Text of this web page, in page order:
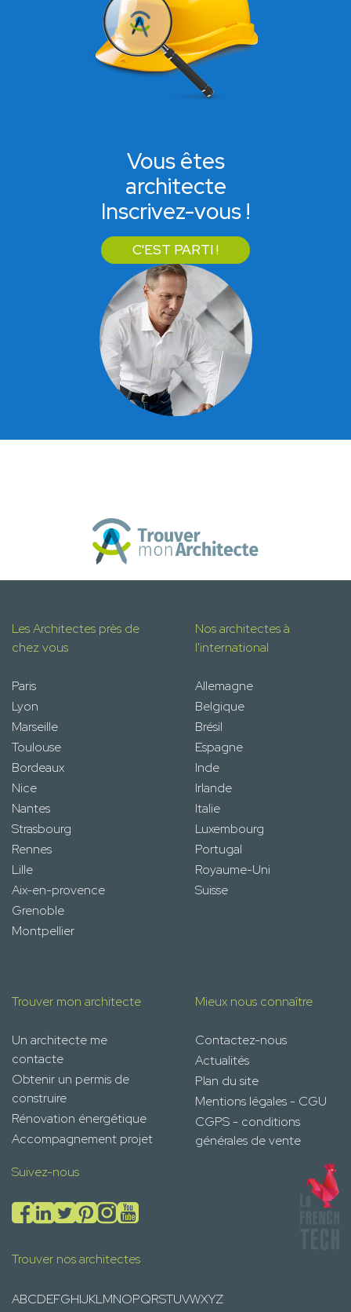
Vous êtes
architecte
Inscrivez-vous !
C'EST PARTI !
Les Architectes près de
chez vous
Paris
Lyon
Marseille
Toulouse
Bordeaux
Nice
Nantes
Strasbourg
Rennes
Lille
Aix-en-provence
Grenoble
Montpellier
Nos architectes à
l'international
Allemagne
Belgique
Brésil
Espagne
Inde
Irlande
Italie
Luxembourg
Portugal
Royaume-Uni
Suisse
Trouver mon architecte
Un architecte me
contacte
Obtenir un permis de
construire
Rénovation énergétique
Accompagnement projet
Mieux nous connaître
Contactez-nous
Actualités
Plan du site
Mentions légales - CGU
CGPS - conditions
générales de vente
Suivez-nous
Trouver nos architectes
ABCDEFGHIJKLMNOPQRSTUVWXYZ